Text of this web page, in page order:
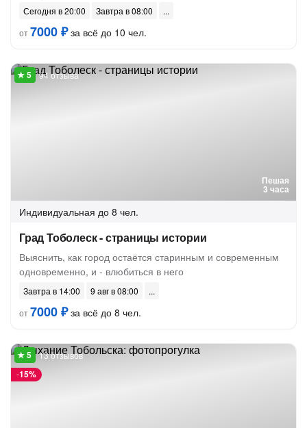
Сегодня в 20:00
Завтра в 08:00
от7000 ₽за всё до 10 чел.
Пешая
3 часа
94 отзыва
Индивидуальная до 8 чел.
Град Тоболеск - страницы истории
Выяснить, как город остаётся старинным и современным
одновременно, и - влюбиться в него
Завтра в 14:00
9 авг в 08:00
от7000 ₽за всё до 8 чел.
-15%
13 отзывов